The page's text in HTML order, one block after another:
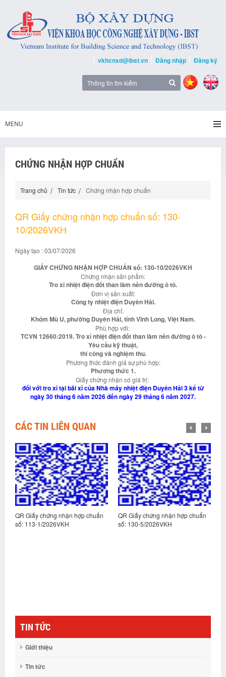
vkhcnxd@ibst.vn Đăng nhập Đăng ký
MENU
CHỨNG NHẬN HỢP CHUẨN
Trang chủ Tin tức Chứng nhận hợp chuẩn
QR Giấy chứng nhận hợp chuẩn số: 130-
10/2026VKH
Ngày tạo : 03/07/2026
GIẤY CHỨNG NHẬN HỢP CHUẨN số: 130-10/2026VKH
Chứng nhận sản phẩm:
Tro xỉ nhiệt điện đốt than làm nền đường ô tô.
Đơn vị sản xuất:
Công ty nhiệt điện Duyên Hải.
Địa chỉ:
Khóm Mù U, phường Duyên Hải, tỉnh Vĩnh Long, Việt Nam.
Phù hợp với:
TCVN 12660:2019. Tro xỉ nhiệt điện đốt than làm nền đường ô tô -
Yêu cầu kỹ thuật,
thi công và nghiệm thu.
Phương thức đánh giá sự phù hợp:
Phương thức 1.
Giấy chứng nhận có giá trị:
đối với tro xỉ tại bãi xỉ của Nhà máy nhiệt điện Duyên Hải 3 kể từ
ngày 30 tháng 6 năm 2026 đến ngày 29 tháng 6 năm 2027.
CÁC TIN LIÊN QUAN
QR Giấy chứng nhận hợp chuẩn
số: 113-1/2026VKH
QR Giấy chứng nhận hợp chuẩn
số: 130-5/2026VKH
TIN TỨC
Giới thiệu
Tin tức